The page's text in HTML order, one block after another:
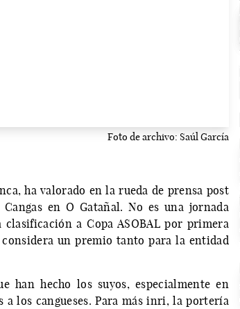
Foto de archivo: Saúl García
ha valorado en la rueda de prensa post
en O Gatañal. No es una jornada
a Copa ASOBAL por primera
un premio tanto para la entidad
han hecho los suyos, especialmente en
a los cangueses. Para más inri, la portería